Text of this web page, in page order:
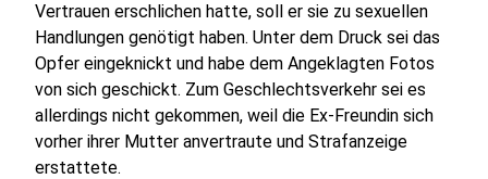
Vertrauen erschlichen hatte, soll er sie zu sexuellen
Handlungen genötigt haben. Unter dem Druck sei das
Opfer eingeknickt und habe dem Angeklagten Fotos
von sich geschickt. Zum Geschlechtsverkehr sei es
allerdings nicht gekommen, weil die Ex-Freundin sich
vorher ihrer Mutter anvertraute und Strafanzeige
erstattete.